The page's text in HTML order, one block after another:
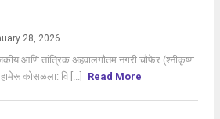
28, 2026
आणि तांत्रिक अहवालगौतम नगरी चौफेर (श्नीकृष्ण
कोसळला: वि [...]
Read More